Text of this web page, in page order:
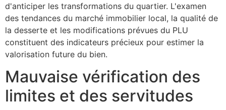
d'anticiper les transformations du quartier. L'examen
des tendances du marché immobilier local, la qualité de
la desserte et les modifications prévues du PLU
constituent des indicateurs précieux pour estimer la
valorisation future du bien.
Mauvaise vérification des
limites et des servitudes